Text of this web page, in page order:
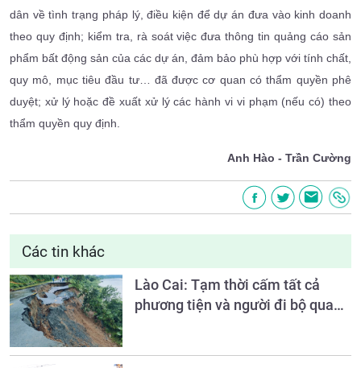
dân về tình trạng pháp lý, điều kiện để dự án đưa vào kinh doanh
theo quy định; kiểm tra, rà soát việc đưa thông tin quảng cáo sản
phẩm bất động sản của các dự án, đảm bảo phù hợp với tính chất,
quy mô, mục tiêu đầu tư… đã được cơ quan có thẩm quyền phê
duyệt; xử lý hoặc đề xuất xử lý các hành vi vi phạm (nếu có) theo
thẩm quyền quy định.
Anh Hào - Trần Cường
Các tin khác
Lào Cai: Tạm thời cấm tất cả
phương tiện và người đi bộ qua